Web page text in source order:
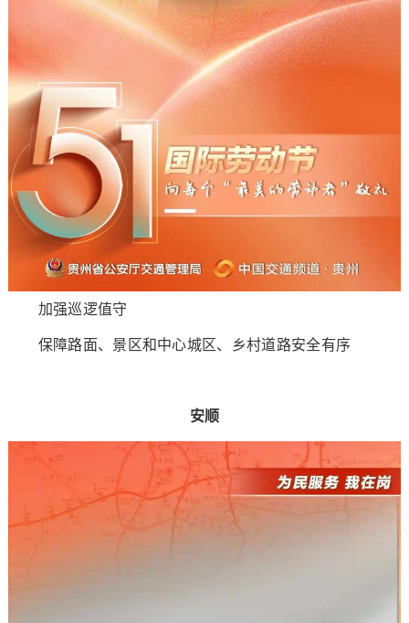
加强巡逻值守
保障路面、景区和中心城区、乡村道路安全有序
安顺